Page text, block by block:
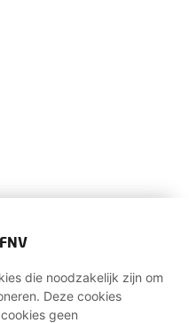
die noodzakelijk zijn om
Deze cookies
geen